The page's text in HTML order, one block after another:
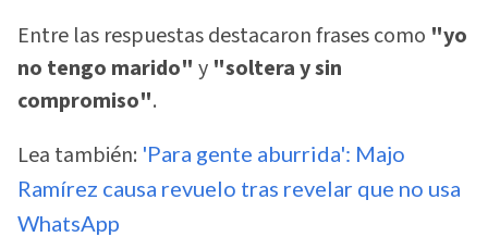
Entre las respuestas destacaron frases como "yo
no tengo marido" y "soltera y sin
compromiso".
Lea también: 'Para gente aburrida': Majo
Ramírez causa revuelo tras revelar que no usa
WhatsApp